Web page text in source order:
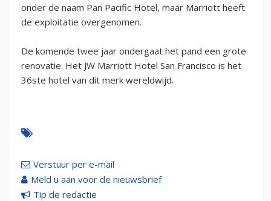
onder de naam Pan Pacific Hotel, maar Marriott heeft
de exploitatie overgenomen.
De komende twee jaar ondergaat het pand een grote
renovatie. Het JW Marriott Hotel San Francisco is het
36ste hotel van dit merk wereldwijd.
Verstuur per e-mail
Meld u aan voor de nieuwsbrief
Tip de redactie